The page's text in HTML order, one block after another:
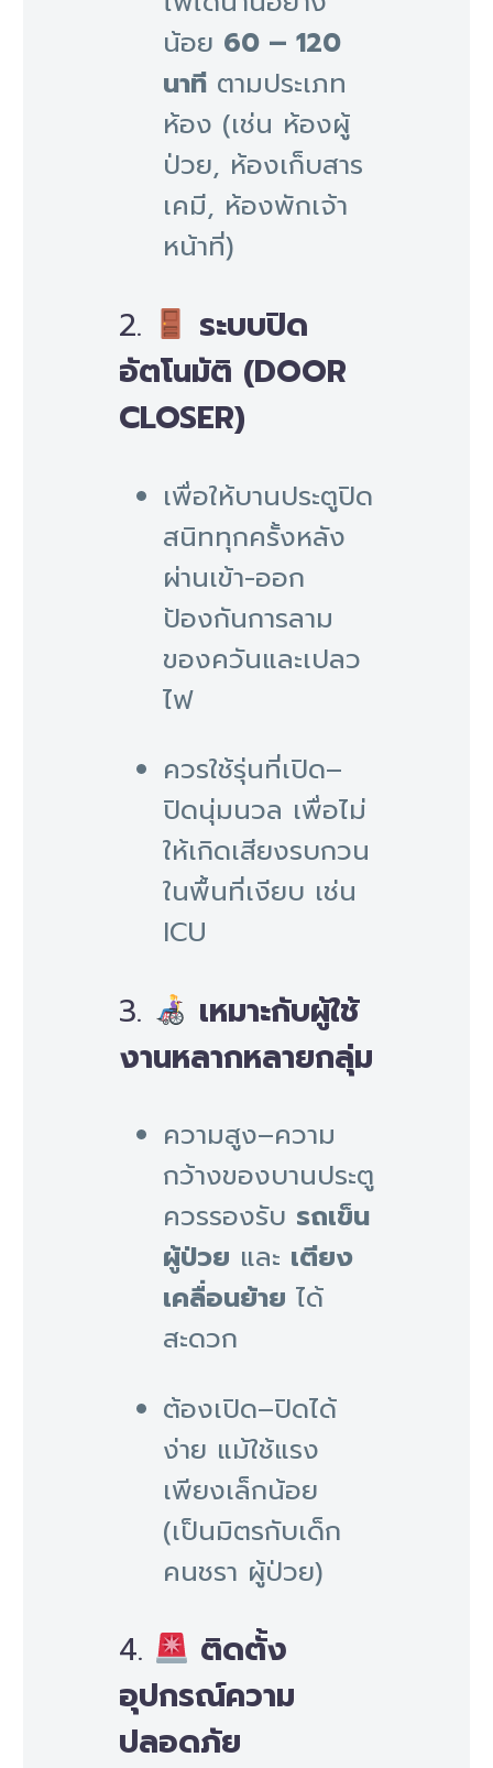
น้อย 60 – 120
นาที ตามประเภท
ห้อง (เช่น ห้องผู้
ป่วย, ห้องเก็บสาร
เคมี, ห้องพักเจ้า
หน้าที่)
2.
ระบบปิด
อัตโนมัติ (DOOR
CLOSER)
เพื่อให้บานประตูปิด
สนิททุกครั้งหลัง
ผ่านเข้า-ออก
ป้องกันการลาม
ของควันและเปลว
ไฟ
ควรใช้รุ่นที่เปิด–
ปิดนุ่มนวล เพื่อไม่
ให้เกิดเสียงรบกวน
ในพื้นที่เงียบ เช่น
ICU
3.
เหมาะกับผู้ใช้
งานหลากหลายกลุ่ม
ความสูง–ความ
กว้างของบานประตู
ควรรองรับ รถเข็น
ผู้ป่วย และ เตียง
เคลื่อนย้าย ได้
สะดวก
ต้องเปิด–ปิดได้
ง่าย แม้ใช้แรง
เพียงเล็กน้อย
(เป็นมิตรกับเด็ก
คนชรา ผู้ป่วย)
4.
ติดตั้ง
อุปกรณ์ความ
ปลอดภัย